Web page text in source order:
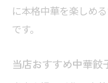
に本格中華を楽しめ
です。
当店おすすめ中華餃